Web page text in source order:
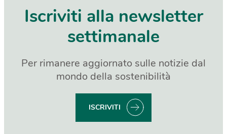
Iscriviti alla newsletter
settimanale
Per rimanere aggiornato sulle notizie dal
mondo della sostenibilità
ISCRIVITI